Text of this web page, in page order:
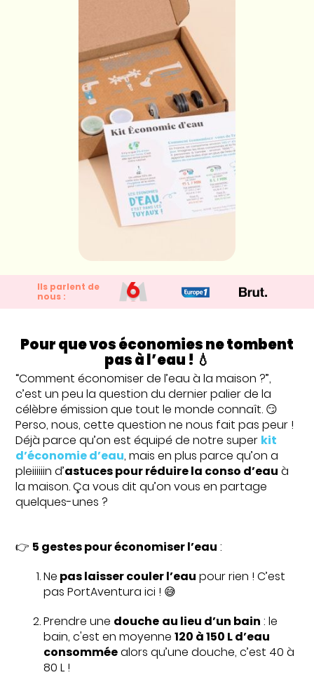
Ils parlent de
nous :
Pour que vos économies ne tombent
pas à l’eau ! 💧
“Comment économiser de l’eau à la maison ?”,
c’est un peu la question du dernier palier de la
célèbre émission que tout le monde connaît. 😏
Perso, nous, cette question ne nous fait pas peur !
Déjà parce qu’on est équipé de notre super kit
d’économie d’eau, mais en plus parce qu’on a
pleiiiiiin d’astuces pour réduire la conso d’eau à
la maison. Ça vous dit qu’on vous en partage
quelques-unes ?
👉 5 gestes pour économiser l’eau :
Ne pas laisser couler l’eau pour rien ! C’est
pas PortAventura ici ! 😅
Prendre une douche au lieu d’un bain : le
bain, c'est en moyenne120 à 150 L d’eau
consomméealors qu’une douche, c’est 40 à
80 L !